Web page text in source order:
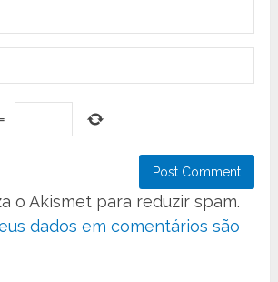
=
o Akismet para reduzir spam.
dados em comentários são